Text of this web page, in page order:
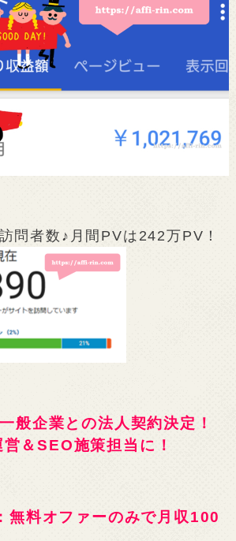
問者数♪月間PVは242万PV！
般企業との法人契約決定！
＆SEO施策担当に！
無料オファーのみで月収100